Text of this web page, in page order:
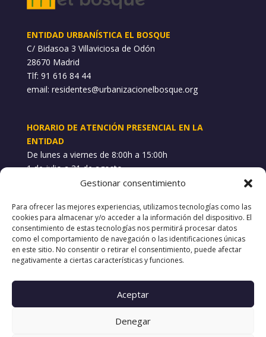
Gestionar consentimiento
Para ofrecer las mejores experiencias, utilizamos tecnologías como las
cookies para almacenar y/o acceder a la información del dispositivo. El
consentimiento de estas tecnologías nos permitirá procesar datos
como el comportamiento de navegación o las identificaciones únicas
en este sitio. No consentir o retirar el consentimiento, puede afectar
negativamente a ciertas características y funciones.
Aceptar
Denegar
ENTIDAD URBANÍSTICA EL BOSQUE
C/ Bidasoa 3 Villaviciosa de Odón
28670 Madrid
Tlf: 91 616 84 44
email: residentes@urbanizacionelbosque.org
HORARIO DE ATENCIÓN PRESENCIAL EN LA
ENTIDAD
De lunes a viernes de 8:00h a 15:00h
1 de julio a 31 de agosto
689 748 101
POLÍTICAS
Aviso Legal